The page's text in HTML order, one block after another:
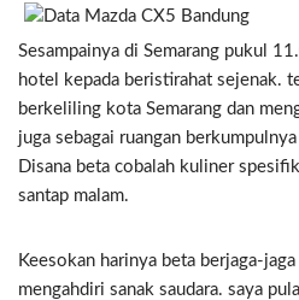
Sesampainya di Semarang pukul
hotel kepada beristirahat sejenak.
berkeliling kota Semarang dan
juga sebagai ruangan
Disana beta cobalah kuliner
santap malam.
Keesokan harinya beta berjaga-
mengahdiri sanak saudara. saya